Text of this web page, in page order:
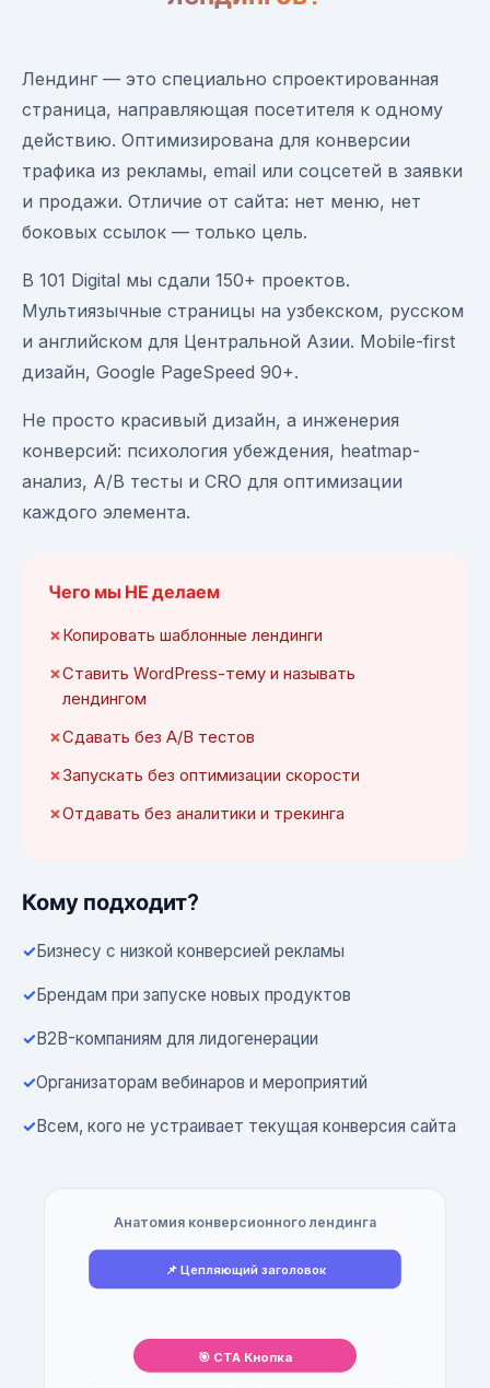
Лендинг — это специально спроектированная
страница, направляющая посетителя к одному
действию. Оптимизирована для конверсии
трафика из рекламы, email или соцсетей в заявки
и продажи. Отличие от сайта: нет меню, нет
боковых ссылок — только цель.
В 101 Digital мы сдали 150+ проектов.
Мультиязычные страницы на узбекском, русском
и английском для Центральной Азии. Mobile-first
дизайн, Google PageSpeed 90+.
Не просто красивый дизайн, а инженерия
конверсий: психология убеждения, heatmap-
анализ, A/B тесты и CRO для оптимизации
каждого элемента.
Чего мы НЕ делаем
Копировать шаблонные лендинги
Ставить WordPress-тему и называть
лендингом
Сдавать без A/B тестов
Запускать без оптимизации скорости
Отдавать без аналитики и трекинга
Кому подходит?
Бизнесу с низкой конверсией рекламы
Брендам при запуске новых продуктов
B2B-компаниям для лидогенерации
Организаторам вебинаров и мероприятий
Всем, кого не устраивает текущая конверсия сайта
Анатомия конверсионного лендинга
📌 Цепляющий заголовок
🎯 CTA Кнопка